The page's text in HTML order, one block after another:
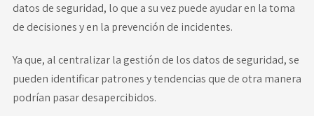
datos de seguridad, lo que a su vez puede ayudar en la toma
de decisiones y en la prevención de incidentes.
Ya que, al centralizar la gestión de los datos de seguridad, se
pueden identificar patrones y tendencias que de otra manera
podrían pasar desapercibidos.